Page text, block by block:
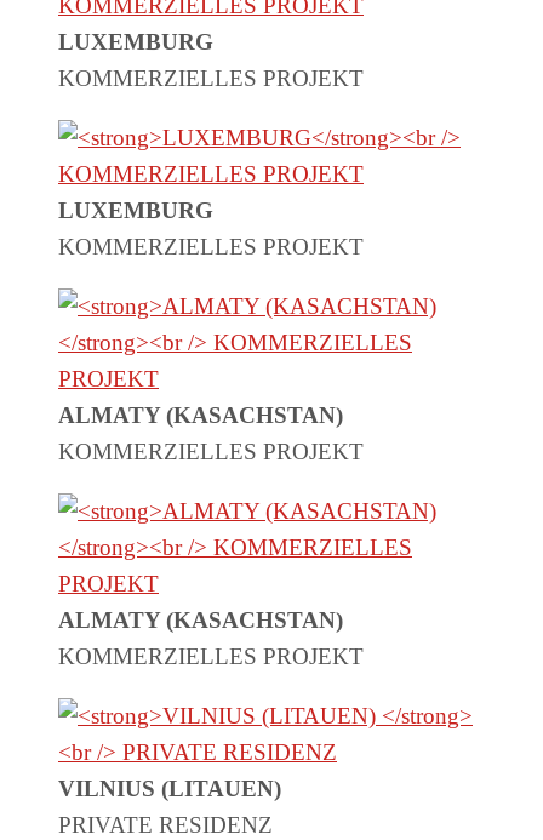
LUXEMBURG
KOMMERZIELLES PROJEKT
LUXEMBURG
KOMMERZIELLES PROJEKT
ALMATY (KASACHSTAN)
KOMMERZIELLES PROJEKT
ALMATY (KASACHSTAN)
KOMMERZIELLES PROJEKT
VILNIUS (LITAUEN)
PRIVATE RESIDENZ